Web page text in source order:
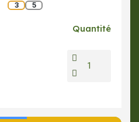
3 5
Quantité